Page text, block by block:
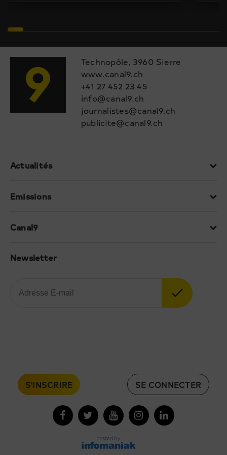
Technopôle, 3960 Sierre
www.canal9.ch
+41 27 452 23 45
info@canal9.ch
journalistes@canal9.ch
publicite@canal9.ch
Actualités
Emissions
Canal9
Newsletter
S'INSCRIRE SE CONNECTER